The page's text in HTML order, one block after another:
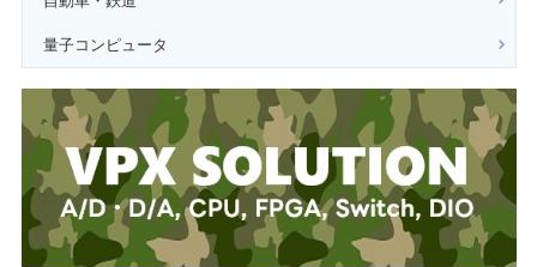
量子コンピュータ